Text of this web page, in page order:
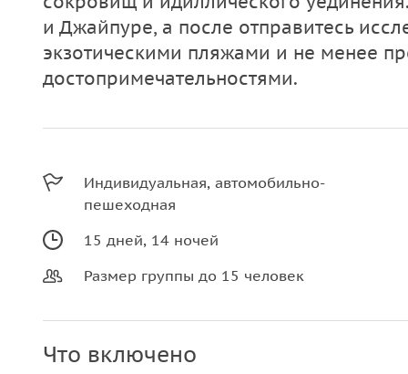
и Джайпуре, а после отправитесь
экзотическими пляжами и не менее
достопримечательностями.
Индивидуальная, автомобильно-
пешеходная
15 дней, 14 ночей
Размер группы до 15 человек
Что включено